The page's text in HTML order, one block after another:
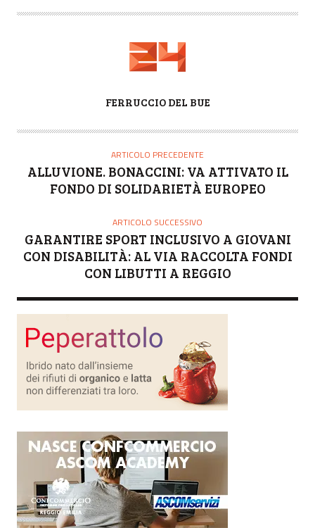
T
FERRUCCIO DEL BUE
ARTICOLO PRECEDENTE
ALLUVIONE. BONACCINI: VA ATTIVATO IL
FONDO DI SOLIDARIETÀ EUROPEO
ARTICOLO SUCCESSIVO
GARANTIRE SPORT INCLUSIVO A GIOVANI
CON DISABILITÀ: AL VIA RACCOLTA FONDI
CON LIBUTTI A REGGIO